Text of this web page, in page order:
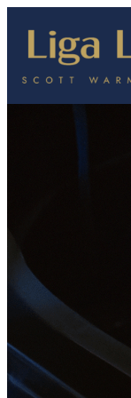
Nota:
web
sistema
web
las
personas
discapacidad
visual
que
están